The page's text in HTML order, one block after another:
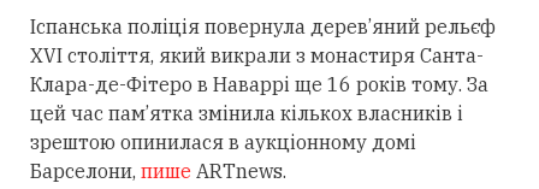
Іспанська поліція повернула дерев’яний рельєф
XVI століття, який викрали з монастиря Санта-
Клара-де-Фітеро в Наваррі ще 16 років тому. За
цей час пам’ятка змінила кількох власників і
зрештою опинилася в аукціонному домі
Барселони, пише ARTnews.